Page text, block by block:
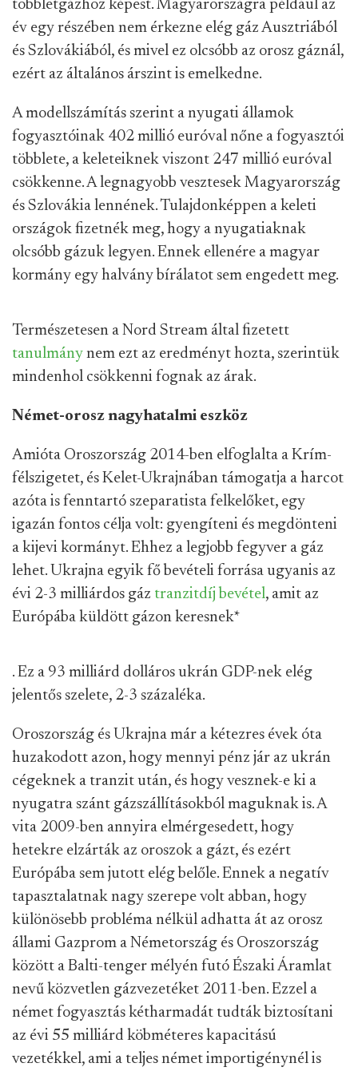
többletgázhoz képest. Magyarországra például az
év egy részében nem érkezne elég gáz Ausztriából
és Szlovákiából, és mivel ez olcsóbb az orosz gáznál,
ezért az általános árszint is emelkedne.
A modellszámítás szerint a nyugati államok
fogyasztóinak 402 millió euróval nőne a fogyasztói
többlete, a keleteiknek viszont 247 millió euróval
csökkenne. A legnagyobb vesztesek Magyarország
és Szlovákia lennének. Tulajdonképpen a keleti
országok fizetnék meg, hogy a nyugatiaknak
olcsóbb gázuk legyen. Ennek ellenére a magyar
kormány egy halvány bírálatot sem engedett meg.
Természetesen a Nord Stream által fizetett
tanulmány nem ezt az eredményt hozta, szerintük
mindenhol csökkenni fognak az árak.
Német-orosz nagyhatalmi eszköz
Amióta Oroszország 2014-ben elfoglalta a Krím-
félszigetet, és Kelet-Ukrajnában támogatja a harcot
azóta is fenntartó szeparatista felkelőket, egy
igazán fontos célja volt: gyengíteni és megdönteni
a kijevi kormányt. Ehhez a legjobb fegyver a gáz
lehet. Ukrajna egyik fő bevételi forrása ugyanis az
évi 2-3 milliárdos gáz tranzitdíj bevétel, amit az
Európába küldött gázon keresnek*
. Ez a 93 milliárd dolláros ukrán GDP-nek elég
jelentős szelete, 2-3 százaléka.
Oroszország és Ukrajna már a kétezres évek óta
huzakodott azon, hogy mennyi pénz jár az ukrán
cégeknek a tranzit után, és hogy vesznek-e ki a
nyugatra szánt gázszállításokból maguknak is. A
vita 2009-ben annyira elmérgesedett, hogy
hetekre elzárták az oroszok a gázt, és ezért
Európába sem jutott elég belőle. Ennek a negatív
tapasztalatnak nagy szerepe volt abban, hogy
különösebb probléma nélkül adhatta át az orosz
állami Gazprom a Németország és Oroszország
között a Balti-tenger mélyén futó Északi Áramlat
nevű közvetlen gázvezetéket 2011-ben. Ezzel a
német fogyasztás kétharmadát tudták biztosítani
az évi 55 milliárd köbméteres kapacitású
vezetékkel, ami a teljes német importigénynél is